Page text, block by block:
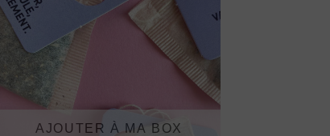
AJOUTER À MA BOX